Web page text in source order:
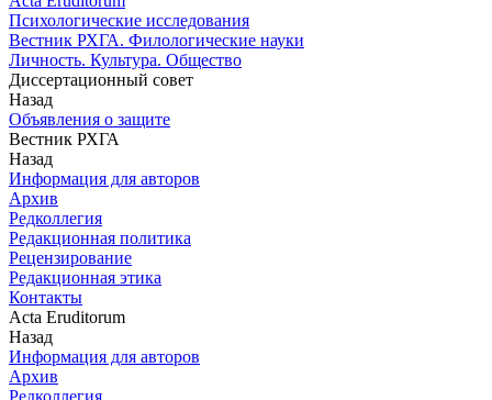
Психологические исследования
Вестник РХГА. Филологические науки
Личность. Культура. Общество
Диссертационный совет
Назад
Объявления о защите
Вестник РХГА
Назад
Информация для авторов
Архив
Редколлегия
Редакционная политика
Рецензирование
Редакционная этика
Контакты
Acta Eruditorum
Назад
Информация для авторов
Архив